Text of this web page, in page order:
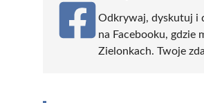
Odkrywaj, dyskutuj i
na Facebooku, gdzie
Zielonkach. Twoje